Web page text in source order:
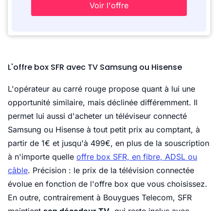
Voir l'offre
L'offre box SFR avec TV Samsung ou Hisense
L'opérateur au carré rouge propose quant à lui une
opportunité similaire, mais déclinée différemment. Il
permet lui aussi d'acheter un téléviseur connecté
Samsung ou Hisense à tout petit prix au comptant, à
partir de 1€ et jusqu'à 499€, en plus de la souscription
à n'importe quelle offre box SFR, en fibre, ADSL ou
câble. Précision : le prix de la télévision connectée
évolue en fonction de l'offre box que vous choisissez.
En outre, contrairement à Bouygues Telecom, SFR